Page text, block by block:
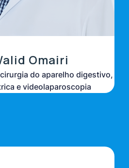
Omairi
do aparelho digestivo,
e videolaparoscopia